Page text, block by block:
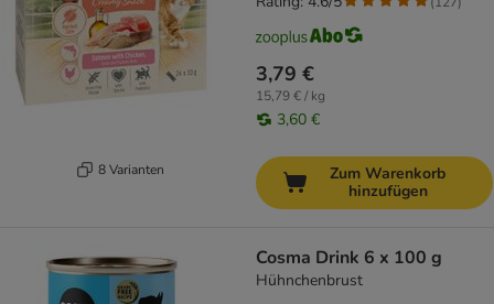
8 Varianten
3,79 €
15,79 € / kg
3,60 €
Zum Warenkorb
hinzufügen
Cosma Drink 6 x 100 g
Hühnchenbrust